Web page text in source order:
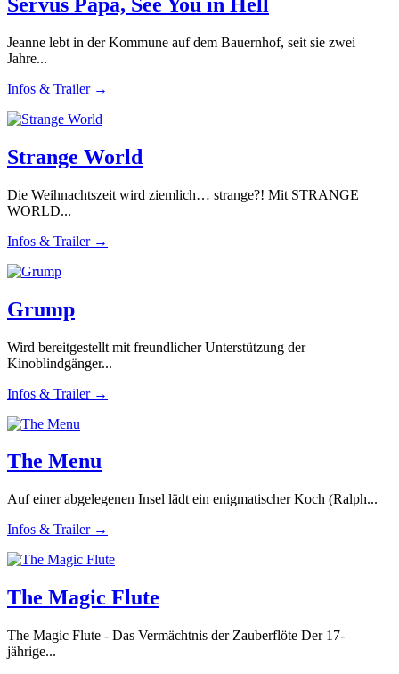
Jeanne lebt in der Kommune auf dem Bauernhof, seit sie zwei
Jahre...
Infos & Trailer →
Strange World
Die Weihnachtszeit wird ziemlich… strange?! Mit STRANGE
WORLD...
Infos & Trailer →
Grump
Wird bereitgestellt mit freundlicher Unterstützung der
Kinoblindgänger...
Infos & Trailer →
The Menu
Auf einer abgelegenen Insel lädt ein enigmatischer Koch (Ralph...
Infos & Trailer →
The Magic Flute
The Magic Flute - Das Vermächtnis der Zauberflöte Der 17-
jährige...